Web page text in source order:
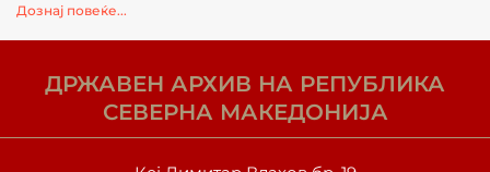
Дознај повеќе...
ДРЖАВЕН АРХИВ НА РЕПУБЛИКА
СЕВЕРНА МАКЕДОНИЈА